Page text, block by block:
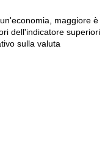
maggiore è
dell'indicatore superiori
sulla valuta